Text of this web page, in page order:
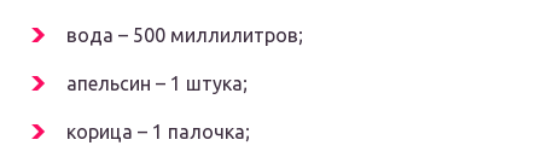
вода – 500 миллилитров;
апельсин – 1 штука;
корица – 1 палочка;